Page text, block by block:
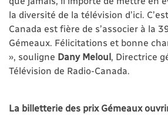
la diversité de la télévision d’ici.
Canada est fière de s’associer à la
Gémeaux. Félicitations et bonne
», souligne Dany Meloul , Directrice
Télévision de Radio-Canada.
La billetterie des prix Gémeaux